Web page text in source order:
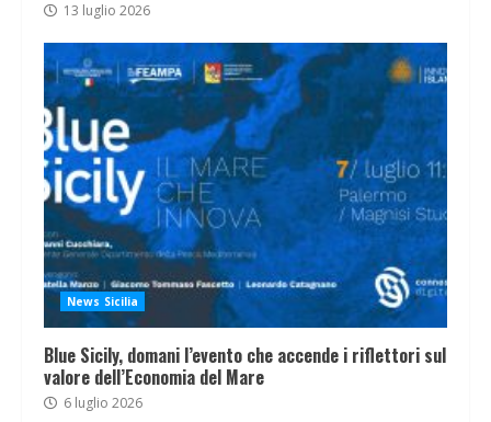
13 luglio 2026
News Sicilia
Blue Sicily, domani l’evento che accende i riflettori sul
valore dell’Economia del Mare
6 luglio 2026